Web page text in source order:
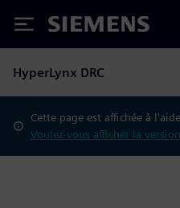
Siemens
HyperLynx DRC
Cette page est affichée à
Voulez-vous afficher la